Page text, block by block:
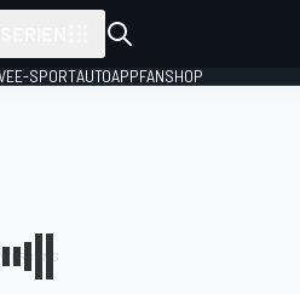
E-SPORTAUTOAPPFANSHOP